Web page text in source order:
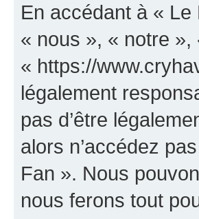
En accédant à «
« nous », « notre
« https://
légalement
pas d’être
alors n’accédez
Fan ». Nous
nous ferons tout